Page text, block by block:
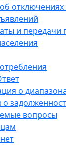
отключениях
и передачи
о
вопросы